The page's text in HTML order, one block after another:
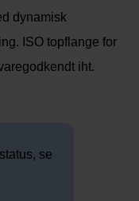
dynamisk
ISO topflange for
iht.
se